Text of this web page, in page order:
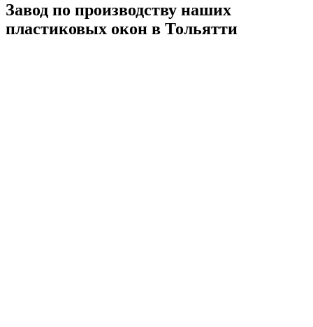
Завод по производству наших
пластиковых окон в Тольятти